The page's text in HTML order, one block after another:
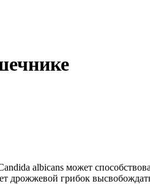
albicans может
дрожжевой грибок